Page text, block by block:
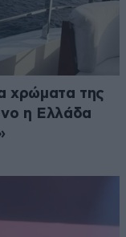
χρώματα της
η Ελλάδα